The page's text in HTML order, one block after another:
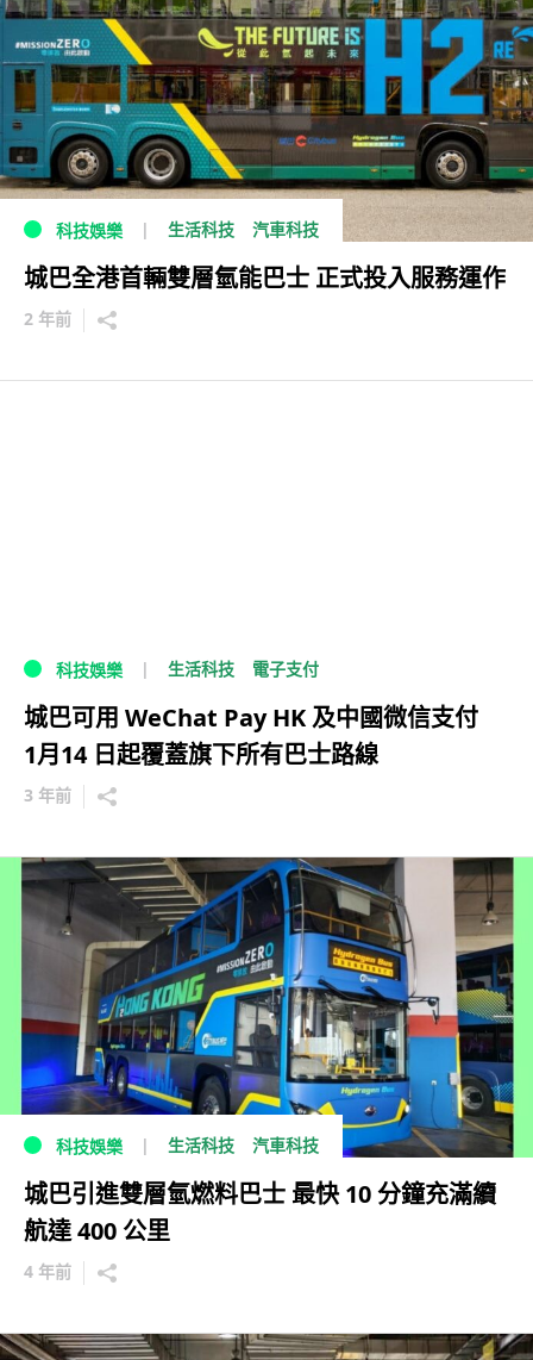
科技娛樂 生活科技 汽車科技
城巴全港首輛雙層氫能巴士 正式投入服務運作
2 年前
科技娛樂 生活科技 電子支付
城巴可用 WeChat Pay HK 及中國微信支付
1月14 日起覆蓋旗下所有巴士路線
3 年前
科技娛樂 生活科技 汽車科技
城巴引進雙層氫燃料巴士 最快 10 分鐘充滿續
航達 400 公里
4 年前